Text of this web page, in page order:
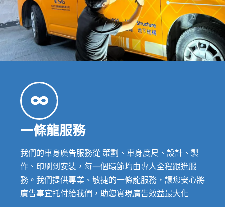
一條龍服務
我們的車身廣告服務從 策劃、車身度尺、設計、製
作、印刷到安裝，每一個環節均由專人全程跟進服
務。我們提供專業、敏捷的一條龍服務，讓您安心將
廣告事宜托付給我們，助您實現廣告效益最大化